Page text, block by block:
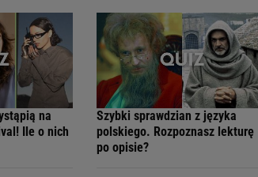
na
Ile o nich
Szybki sprawdzian z języka
polskiego. Rozpoznasz lekturę
po opisie?